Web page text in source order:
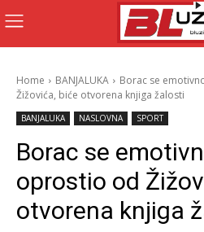
Home BANJALUKA
Borac se
Žižovića, biće otvorena knjiga žalosti
BANJALUKA NASLOVNA SPORT
Borac se
oprostio od
otvorena knjiga